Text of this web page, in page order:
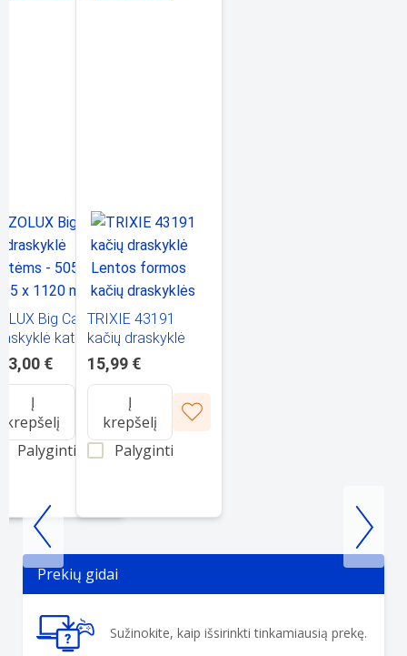
Big Cat 2
katėms -
x 505 x 1120
€
Į
krepšelį
Palyginti
TRIXIE 43191
kačių draskyklė
Lentos formos
kačių draskyklės
15,99 €
Į
krepšelį
Palyginti
Item
Prekių gidai
Sužinokite, kaip išsirinkti tinkamiausią prekę.